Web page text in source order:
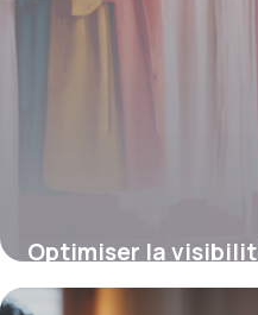
Optimiser la
avec un module